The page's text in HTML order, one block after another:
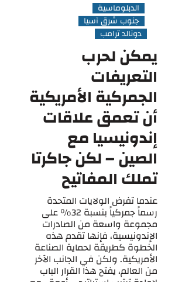
الدبلوماسية
جنوب شرق آسيا
دونالد ترامب
يمكن لحرب
التعريفات
الجمركية الأمريكية
أن تعمق علاقات
إندونيسيا مع
الصين – لكن جاكرتا
تملك المفاتيح
عندما تفرض الولايات المتحدة
رسماً جمركياً بنسبة 32% على
مجموعة واسعة من الصادرات
الإندونيسية، فإنها تقدم هذه
الخطوة كطريقة لحماية الصناعة
الأمريكية. ولكن في الجانب الآخر
من العالم، يفتح هذا القرار الباب